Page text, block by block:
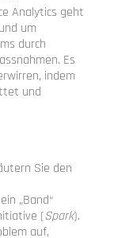
Analytics geht
um
durch
Es
indem
und
Sie den
„Band“
(Spark).
auf,